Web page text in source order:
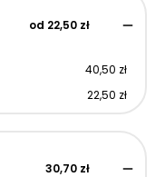
od 22,50 zł
40,50 zł
22,50 zł
30,70 zł